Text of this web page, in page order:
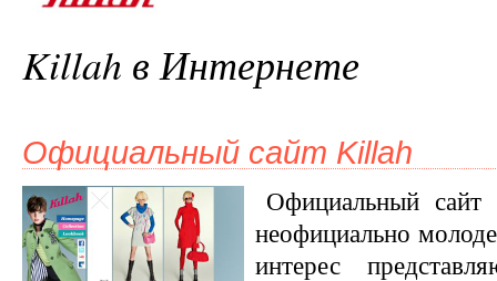
Killah в Интернете
Официальный сайт Killah
Официальный сайт
неофициально
интерес